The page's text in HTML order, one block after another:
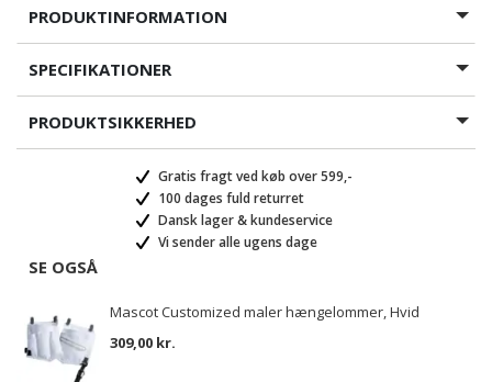
PRODUKTINFORMATION
SPECIFIKATIONER
PRODUKTSIKKERHED
Gratis fragt ved køb over 599,-
100 dages fuld returret
Dansk lager & kundeservice
Vi sender alle ugens dage
SE OGSÅ
Mascot Customized maler hængelommer, Hvid
309,00 kr.